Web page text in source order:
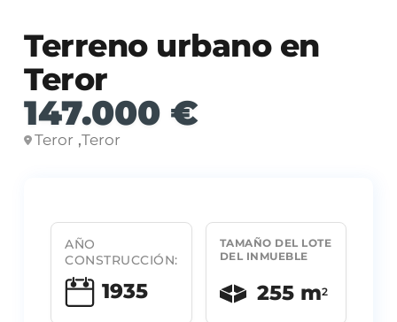
Terreno urbano en
Teror
147.000 €
Teror ,Teror
AÑO
CONSTRUCCIÓN:
1935
TAMAÑO DEL LOTE
DEL INMUEBLE
255 m2